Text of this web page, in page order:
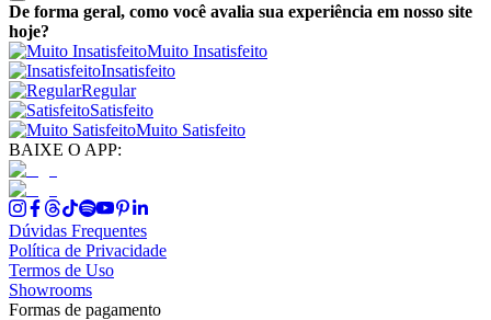
De forma geral, como você avalia sua experiência em nosso site
hoje?
Muito Insatisfeito
Insatisfeito
Regular
Satisfeito
Muito Satisfeito
BAIXE O APP:
Dúvidas Frequentes
Política de Privacidade
Termos de Uso
Showrooms
Formas de pagamento